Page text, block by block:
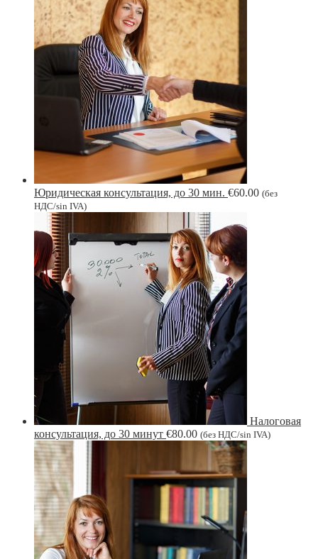
Юридическая консультация, до 30 мин. €60.00 (без
НДС/sin IVA)
Налоговая
консультация, до 30 минут €80.00 (без НДС/sin IVA)